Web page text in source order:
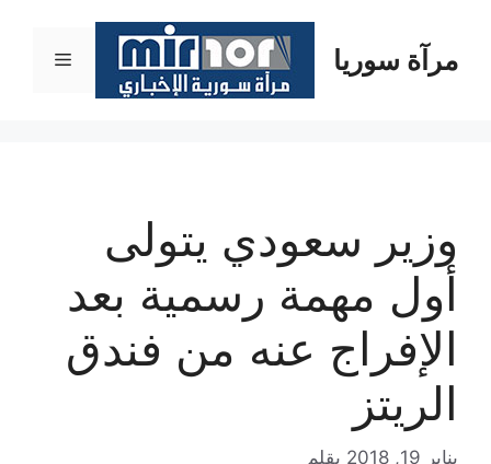
المحتوىمرآة سوريا القائمة
وزير سعودي يتولى
أول مهمة رسمية بعد
الإفراج عنه من فندق
الريتز
يناير 19, 2018 بقلم